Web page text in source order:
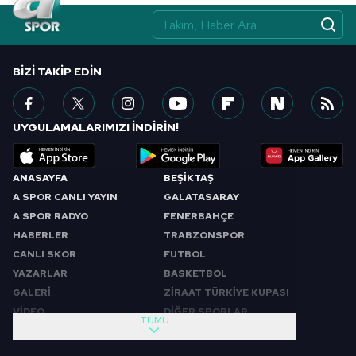
ANASAYFA
A SPOR CANLI YAYIN
A SPOR RADYO
HABERLER
CANLI SKOR
YAZARLAR
GALERİ
VİDEO
BEŞİKTAŞ
GALATASARAY
FENERBAHÇE
TRABZONSPOR
FUTBOL
BASKETBOL
ZİRAAT TÜRKİYE KUPASI
DİĞER SPORLAR
TÜMÜ
BIZI TAKIP EDIN
UYGULAMALARIMIZI İNDİRİN!